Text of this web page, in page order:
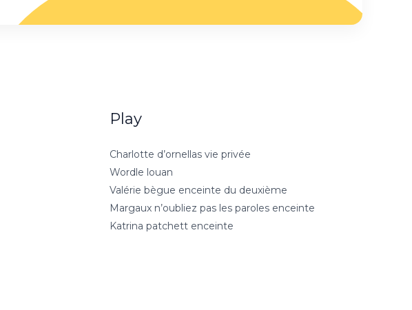
Play
Charlotte d’ornellas vie privée
Wordle louan
Valérie bègue enceinte du deuxième
Margaux n’oubliez pas les paroles enceinte
Katrina patchett enceinte